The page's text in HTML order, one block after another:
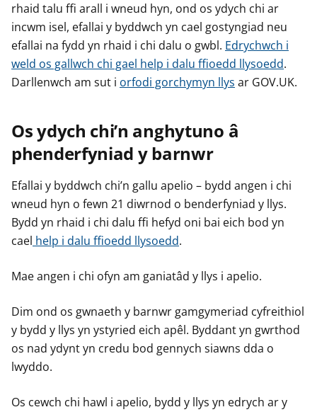
rhaid talu ffi arall i wneud hyn, ond os ydych chi ar
incwm isel, efallai y byddwch yn cael gostyngiad neu
efallai na fydd yn rhaid i chi dalu o gwbl. Edrychwch i
weld os gallwch chi gael help i dalu ffioedd llysoedd.
Darllenwch am sut i orfodi gorchymyn llys ar GOV.UK.
Os ydych chi’n anghytuno â
phenderfyniad y barnwr
Efallai y byddwch chi’n gallu apelio – bydd angen i chi
wneud hyn o fewn 21 diwrnod o benderfyniad y llys.
Bydd yn rhaid i chi dalu ffi hefyd oni bai eich bod yn
cael help i dalu ffioedd llysoedd.
Mae angen i chi ofyn am ganiatâd y llys i apelio.
Dim ond os gwnaeth y barnwr gamgymeriad cyfreithiol
y bydd y llys yn ystyried eich apêl. Byddant yn gwrthod
os nad ydynt yn credu bod gennych siawns dda o
lwyddo.
Os cewch chi hawl i apelio, bydd y llys yn edrych ar y